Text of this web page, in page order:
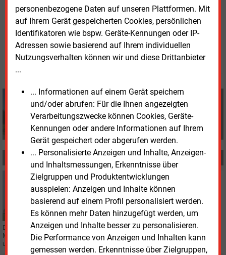
personenbezogene Daten auf unseren Plattformen. Mit
auf Ihrem Gerät gespeicherten Cookies, persönlichen
Identifikatoren wie bspw. Geräte-Kennungen oder IP-
Adressen sowie basierend auf Ihrem individuellen
Nutzungsverhalten können wir und diese Drittanbieter
...
... Informationen auf einem Gerät speichern
und/oder abrufen: Für die Ihnen angezeigten
Verarbeitungszwecke können Cookies, Geräte-
Kennungen oder andere Informationen auf Ihrem
Gerät gespeichert oder abgerufen werden.
... Personalisierte Anzeigen und Inhalte, Anzeigen-
und Inhaltsmessungen, Erkenntnisse über
Zielgruppen und Produktentwicklungen
ausspielen: Anzeigen und Inhalte können
basierend auf einem Profil personalisiert werden.
Es können mehr Daten hinzugefügt werden, um
Anzeigen und Inhalte besser zu personalisieren.
Die Performance von Anzeigen und Inhalten kann
gemessen werden. Erkenntnisse über Zielgruppen,
Martin Klingsporn
© 2026 Energie & Management GmbH
Martin Klingsporn
+49 (0) 8152 9311 0
info@energie-und-management.de
MEHR ZUM THEMA
Donnerstag, 28.08.2025, 11:32
GASKRAFTWERKE
Kasachstan setzt auf mehr Strom aus Gas statt
Das direkt südlich an Russland angrenzende Kasachstan modernisiert mit
Milliardenaufwand seinen Park an fossilen Kraftwerken. Teilweise geht es
um einen Fuel Switch weg von der Kohle.